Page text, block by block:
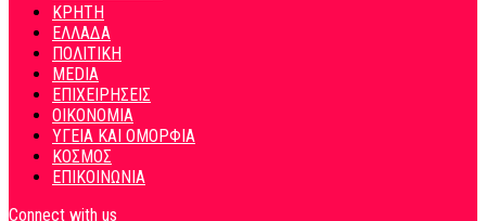
ΚΡΗΤΗ
ΕΛΛΑΔΑ
ΠΟΛΙΤΙΚΗ
MEDIA
ΕΠΙΧΕΙΡΗΣΕΙΣ
ΟΙΚΟΝΟΜΙΑ
ΥΓΕΙΑ ΚΑΙ ΟΜΟΡΦΙΑ
ΚΟΣΜΟΣ
ΕΠΙΚΟΙΝΩΝΙΑ
Connect with us